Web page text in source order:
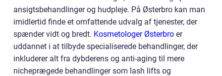
ansigtsbehandlinger og hudpleje. På Østerbro kan man
imidlertid finde et omfattende udvalg af tjenester, der
spænder vidt og bredt. Kosmetologer Østerbro er
uddannet i at tilbyde specialiserede behandlinger, der
inkluderer alt fra dybderens og anti-aging til mere
nicheprægede behandlinger som lash lifts og